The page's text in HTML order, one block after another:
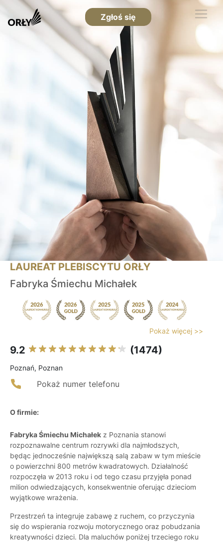
Zgłoś się
LAUREAT PLEBISCYTU ORŁY
Fabryka Śmiechu Michałek
Pokaż więcej >>
9.2 (1474)
Poznań, Poznan
Pokaż numer telefonu
O firmie:
Fabryka Śmiechu Michałek z Poznania stanowi
rozpoznawalne centrum rozrywki dla najmłodszych,
będąc jednocześnie największą salą zabaw w tym mieście
o powierzchni 800 metrów kwadratowych. Działalność
rozpoczęła w 2013 roku i od tego czasu przyjęła ponad
milion odwiedzających, konsekwentnie oferując dzieciom
wyjątkowe wrażenia.
Przestrzeń ta integruje zabawę z ruchem, co przyczynia
się do wspierania rozwoju motorycznego oraz pobudzania
kreatywności dzieci. Dla maluchów poniżej trzeciego roku